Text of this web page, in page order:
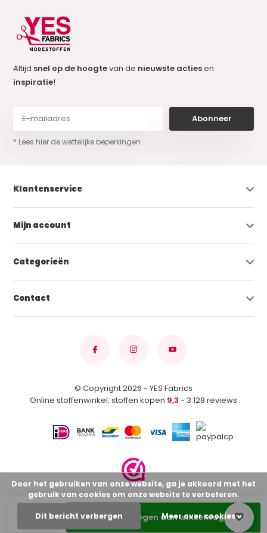
+
- Toevoegen aan winkelwagen
Altijd snel op de hoogtevan de nieuwste actiesen
inspiratie!
Abonneer
* Lees hier de wettelijke beperkingen
Klantenservice
Mijn account
Categorieën
Contact
© Copyright 2026 - YES Fabrics
Online stoffenwinkel: stoffen kopen 9,3 - 3.128 reviews
Door het gebruiken van onze website, ga je akkoord met het
gebruik van cookies om onze website te verbeteren.
Dit bericht verbergen Meer over cookies »